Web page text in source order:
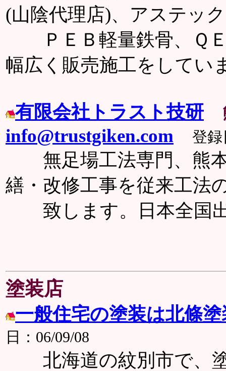
(山陰代理店)、アステッ
ＰＥＢ軽量鉄骨、ＱＥ
幅広く販売施工をしてい
有限会社トラスト技研
info@trustgiken.com 登録
無足場工法専門、熊本
繕・改修工事を従来工法
致します。日本全国出
塗装店
一般住宅の塗装は北條
日：06/09/08
北海道の紋別市で、塗